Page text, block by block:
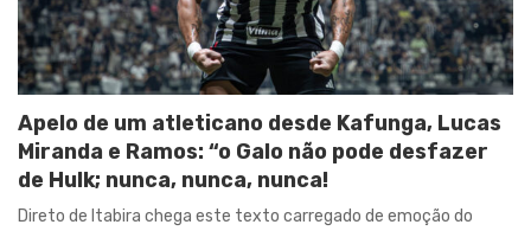
Apelo de um atleticano desde Kafunga, Lucas
Miranda e Ramos: “o Galo não pode desfazer
de Hulk; nunca, nunca, nunca!
Direto de Itabira chega este texto carregado de emoção do